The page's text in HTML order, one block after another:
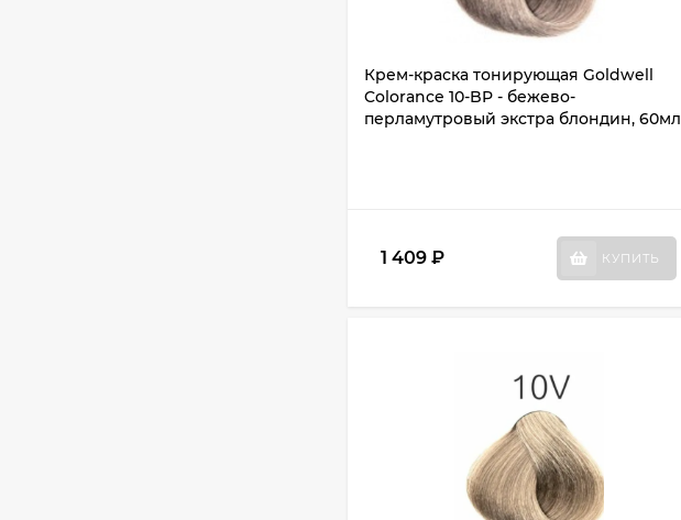
Крем-краска тонирующая Goldwell
Colorance 10-BP - бежево-
перламутровый экстра блондин, 60мл
1 409 ₽ КУПИТЬ